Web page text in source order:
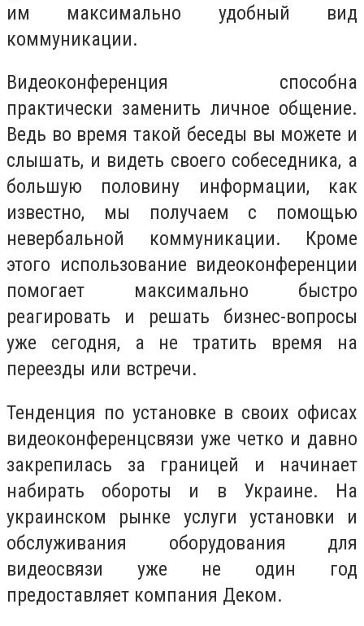
им максимально удобный вид
коммуникации.
Видеоконференция способна
практически заменить личное общение.
Ведь во время такой беседы вы можете и
слышать, и видеть своего собеседника, а
большую половину информации, как
известно, мы получаем с помощью
невербальной коммуникации. Кроме
этого использование видеоконференции
помогает максимально быстро
реагировать и решать бизнес-вопросы
уже сегодня, а не тратить время на
переезды или встречи.
Тенденция по установке в своих офисах
видеоконференцсвязи уже четко и давно
закрепилась за границей и начинает
набирать обороты и в Украине. На
украинском рынке услуги установки и
обслуживания оборудования для
видеосвязи уже не один год
предоставляет компания Деком.